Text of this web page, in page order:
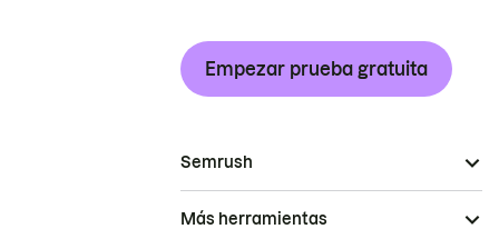
Empezar prueba gratuita
Semrush
Más herramientas